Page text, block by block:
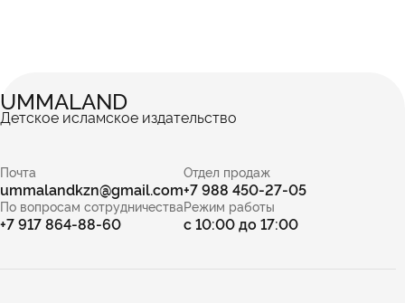
UMMALAND
Детское исламское издательство
Почта
ummalandkzn@gmail.com
Отдел продаж
+7 988 450-27-05
По вопросам сотрудничества
+7 917 864-88-60
Режим работы
с 10:00 до 17:00